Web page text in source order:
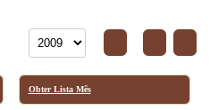
Obter Lista Mês